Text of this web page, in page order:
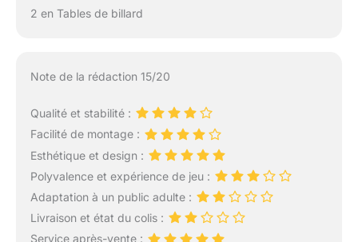
2 en Tables de billard
Note de la rédaction 15/20
Qualité et stabilité :
Facilité de montage :
Esthétique et design :
Polyvalence et expérience de jeu :
Adaptation à un public adulte :
Livraison et état du colis :
Service après-vente :